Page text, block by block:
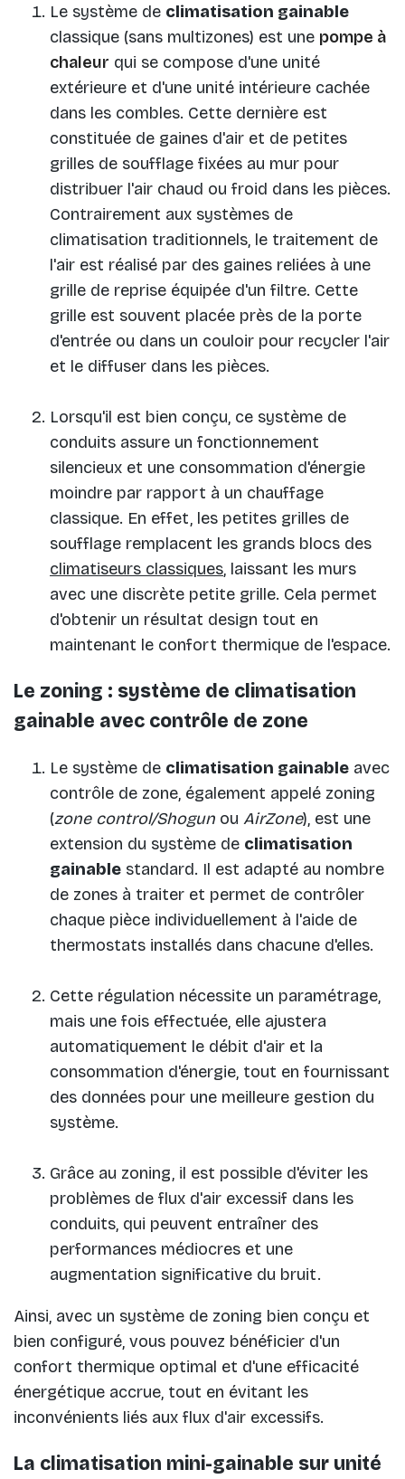
Le système de climatisation gainable
classique (sans multizones) est une pompe à
chaleur qui se compose d'une unité
extérieure et d'une unité intérieure cachée
dans les combles. Cette dernière est
constituée de gaines d'air et de petites
grilles de soufflage fixées au mur pour
distribuer l'air chaud ou froid dans les pièces.
Contrairement aux systèmes de
climatisation traditionnels, le traitement de
l'air est réalisé par des gaines reliées à une
grille de reprise équipée d'un filtre. Cette
grille est souvent placée près de la porte
d'entrée ou dans un couloir pour recycler l'air
et le diffuser dans les pièces.
Lorsqu'il est bien conçu, ce système de
conduits assure un fonctionnement
silencieux et une consommation d'énergie
moindre par rapport à un chauffage
classique. En effet, les petites grilles de
soufflage remplacent les grands blocs des
climatiseurs classiques, laissant les murs
avec une discrète petite grille. Cela permet
d'obtenir un résultat design tout en
maintenant le confort thermique de l'espace.
Le zoning : système de climatisation
gainable avec contrôle de zone
Le système de climatisation gainable avec
contrôle de zone, également appelé zoning
(zone control/Shogun ou AirZone), est une
extension du système de climatisation
gainable standard. Il est adapté au nombre
de zones à traiter et permet de contrôler
chaque pièce individuellement à l'aide de
thermostats installés dans chacune d'elles.
Cette régulation nécessite un paramétrage,
mais une fois effectuée, elle ajustera
automatiquement le débit d'air et la
consommation d'énergie, tout en fournissant
des données pour une meilleure gestion du
système.
Grâce au zoning, il est possible d'éviter les
problèmes de flux d'air excessif dans les
conduits, qui peuvent entraîner des
performances médiocres et une
augmentation significative du bruit.
Ainsi, avec un système de zoning bien conçu et
bien configuré, vous pouvez bénéficier d'un
confort thermique optimal et d'une efficacité
énergétique accrue, tout en évitant les
inconvénients liés aux flux d'air excessifs.
La climatisation mini-gainable sur unité